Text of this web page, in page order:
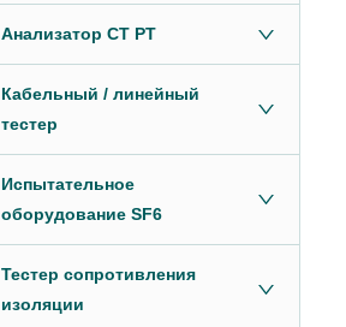
Анализатор CT PT
Кабельный / линейный
тестер
Испытательное
оборудование SF6
Тестер сопротивления
изоляции